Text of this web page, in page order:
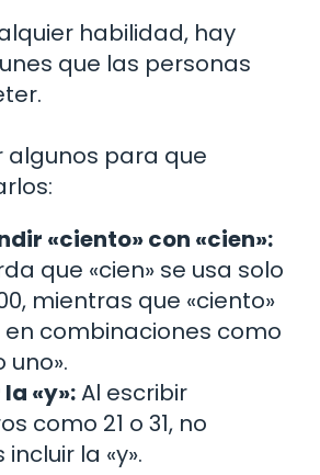
habilidad, hay
que las personas
algunos para que
«ciento» con «cien»:
que «cien» se usa solo
mientras que «ciento»
en combinaciones como
uno».
«y»:Al escribir
como 21 o 31, no
la «y».